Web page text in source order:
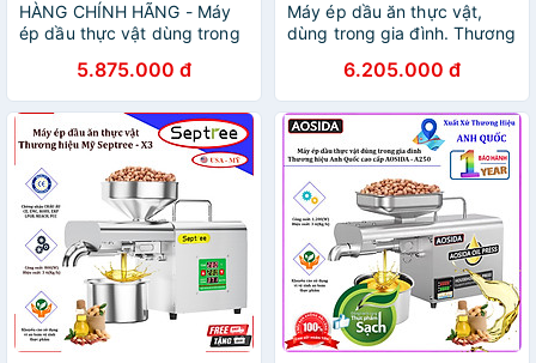
HÀNG CHÍNH HÃNG - Máy
ép dầu thực vật dùng trong
Quốc cao cấp AOSIDA -
888A
5.875.000 đ
Máy ép dầu ăn thực vật,
dùng trong gia đình. Thương
X6. Hàng chính hãng
6.205.000 đ